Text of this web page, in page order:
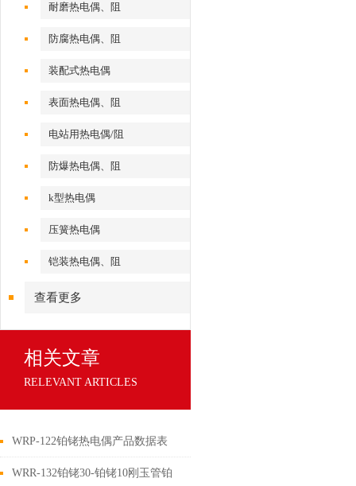
耐磨热电偶、阻
防腐热电偶、阻
装配式热电偶
表面热电偶、阻
电站用热电偶/阻
防爆热电偶、阻
k型热电偶
压簧热电偶
铠装热电偶、阻
查看更多
相关文章
RELEVANT ARTICLES
WRP-122铂铑热电偶产品数据表
WRR-132铂铑30-铂铑10刚玉管铂